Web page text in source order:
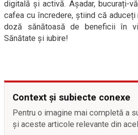
digitală și activă. Așadar, bucurați-
cafea cu încredere, știind că aduceți
doză sănătoasă de beneficii în
Sănătate și iubire!
Context și subiecte conexe
Pentru o imagine mai completă a
și aceste articole relevante din